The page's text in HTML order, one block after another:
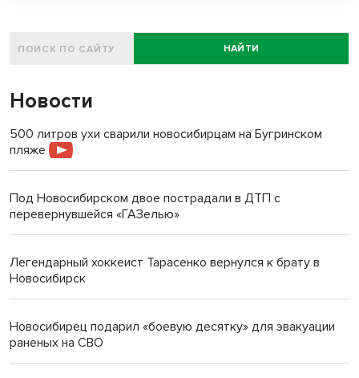
НАЙТИ
Новости
500 литров ухи сварили новосибирцам на Бугринском
пляже
Под Новосибирском двое пострадали в ДТП с
перевернувшейся «ГАЗелью»
Легендарный хоккеист Тарасенко вернулся к брату в
Новосибирск
Новосибирец подарил «боевую десятку» для эвакуации
раненых на СВО